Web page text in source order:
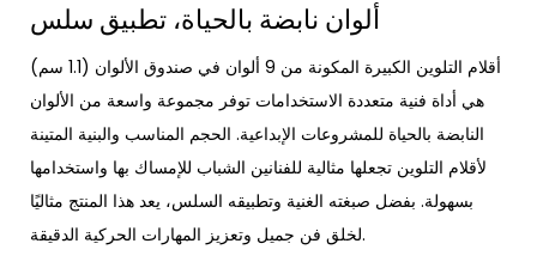
ألوان نابضة بالحياة، تطبيق سلس
أقلام التلوين الكبيرة المكونة من 9 ألوان في صندوق الألوان (1.1 سم)
هي أداة فنية متعددة الاستخدامات توفر مجموعة واسعة من الألوان
النابضة بالحياة للمشروعات الإبداعية. الحجم المناسب والبنية المتينة
لأقلام التلوين تجعلها مثالية للفنانين الشباب للإمساك بها واستخدامها
بسهولة. بفضل صبغته الغنية وتطبيقه السلس، يعد هذا المنتج مثاليًا
لخلق فن جميل وتعزيز المهارات الحركية الدقيقة.